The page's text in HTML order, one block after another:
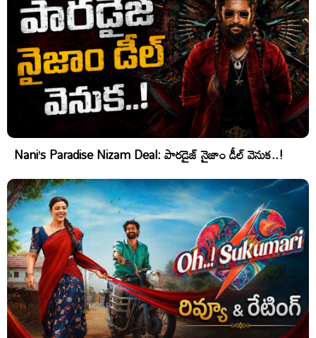
Nani’s Paradise Nizam Deal: పారడైజ్ నైజాం డీల్ వెనుక..!